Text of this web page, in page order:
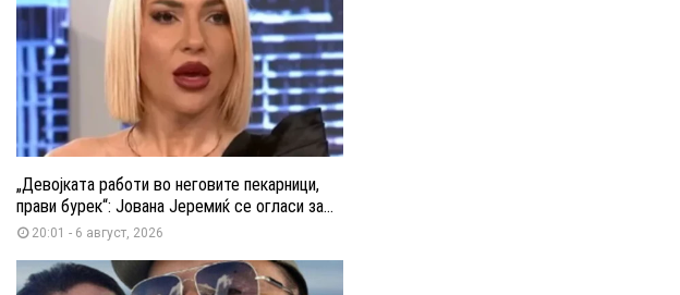
„Девојката работи во неговите пекарници,
прави бурек“: Јована Јеремиќ се огласи за...
20:01 - 6 август, 2026